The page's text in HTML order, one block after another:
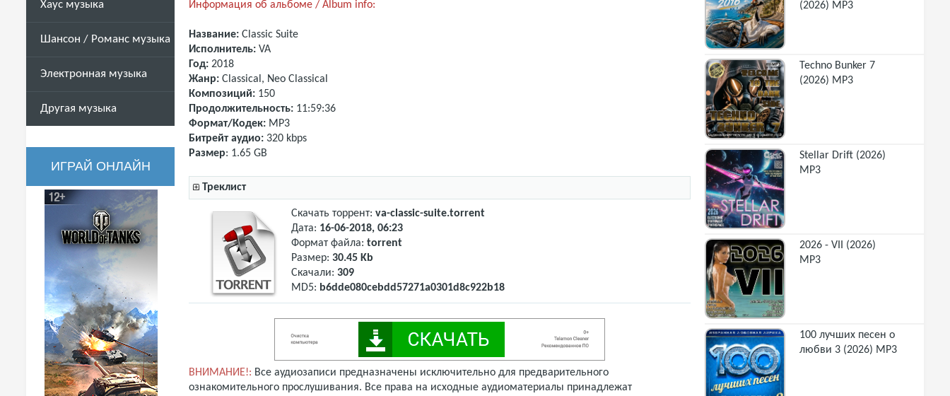
Хаус музыка
Шансон / Романс музыка
Электронная музыка
Другая музыка
ИГРАЙ ОНЛАЙН
Информация об альбоме / Album info:
Название: Classic Suite
Исполнитель: VA
Год: 2018
Жанр: Classical, Neo Classical
Композиций: 150
Продолжительность: 11:59:36
Формат/Кодек: MP3
Битрейт аудио: 320 kbps
Размер: 1.65 GB
Треклист
Скачать торрент: va-classic-suite.torrent
Дата: 16-06-2018, 06:23
Формат файла: torrent
Размер: 30.45 Kb
Скачали: 309
MD5: b6dde080cebdd57271a0301d8c922b18
ВНИМАНИЕ!: Все аудиозаписи предназначены исключительно для предварительного
ознакомительного прослушивания. Все права на исходные аудиоматериалы принадлежат
(2026) MP3
Techno Bunker 7
(2026) MP3
Stellar Drift (2026)
MP3
2026 - VII (2026)
MP3
100 лучших песен о
любви 3 (2026) MP3